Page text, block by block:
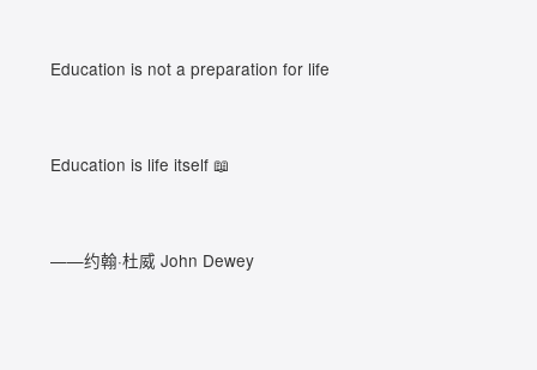
Education is not a preparation for life
Education is life itself📖
——约翰·杜威 John Dewey